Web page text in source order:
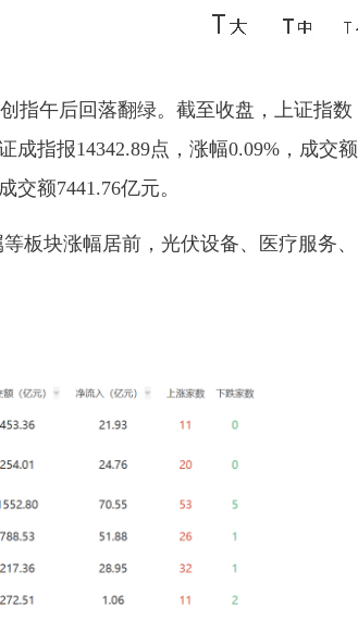
指午后回落翻绿。截至收盘，上证指数
成指报14342.89点，涨幅0.09%，成交额
交额7441.76亿元。
板块涨幅居前，光伏设备、医疗服务、